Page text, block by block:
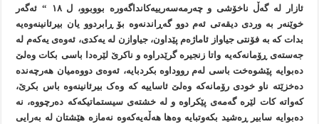
ئازار لە گەڵ ناخۆشی و چەرمەسەرييەکانداگەورە بووبوو، ل ١٨ “ ئەگەر
خوێنەر بە وردی ديقەتی ئەم دوو گەڕاندنەوە بۆ ڕابردوو يان بيرئانينەوەيە
بدات کە بە فۆنتی جياواز ئاماژەم پێداون، جياوازن لە يەکدی، ئەوەی يەکەم لە
جەستەی ڕۆمانەکەيە واتا زنجيرە گرێدراوە و ناکرێ لێرەدا باسی بکات وەلێ
دەبوايە پێشوەخت باسی لەم رووداوە بکردبايە، ئەوەی دووەميان هەرچەندە
دەخزێتە ناو خودی رۆمانەکە وەلێ ئاساییە کە وەک بيرئانينەوە باس بکرێ،
کەواتە کات لێرە گەمەی پێکراوە و لە خشتەی سيستماتيکەکە دەرچووە، نە
دەبوايە سابير ڕەشيد بکەوتبايە وەها هەڵەيەکەوە نەمازە هێشتان لە بەرایی